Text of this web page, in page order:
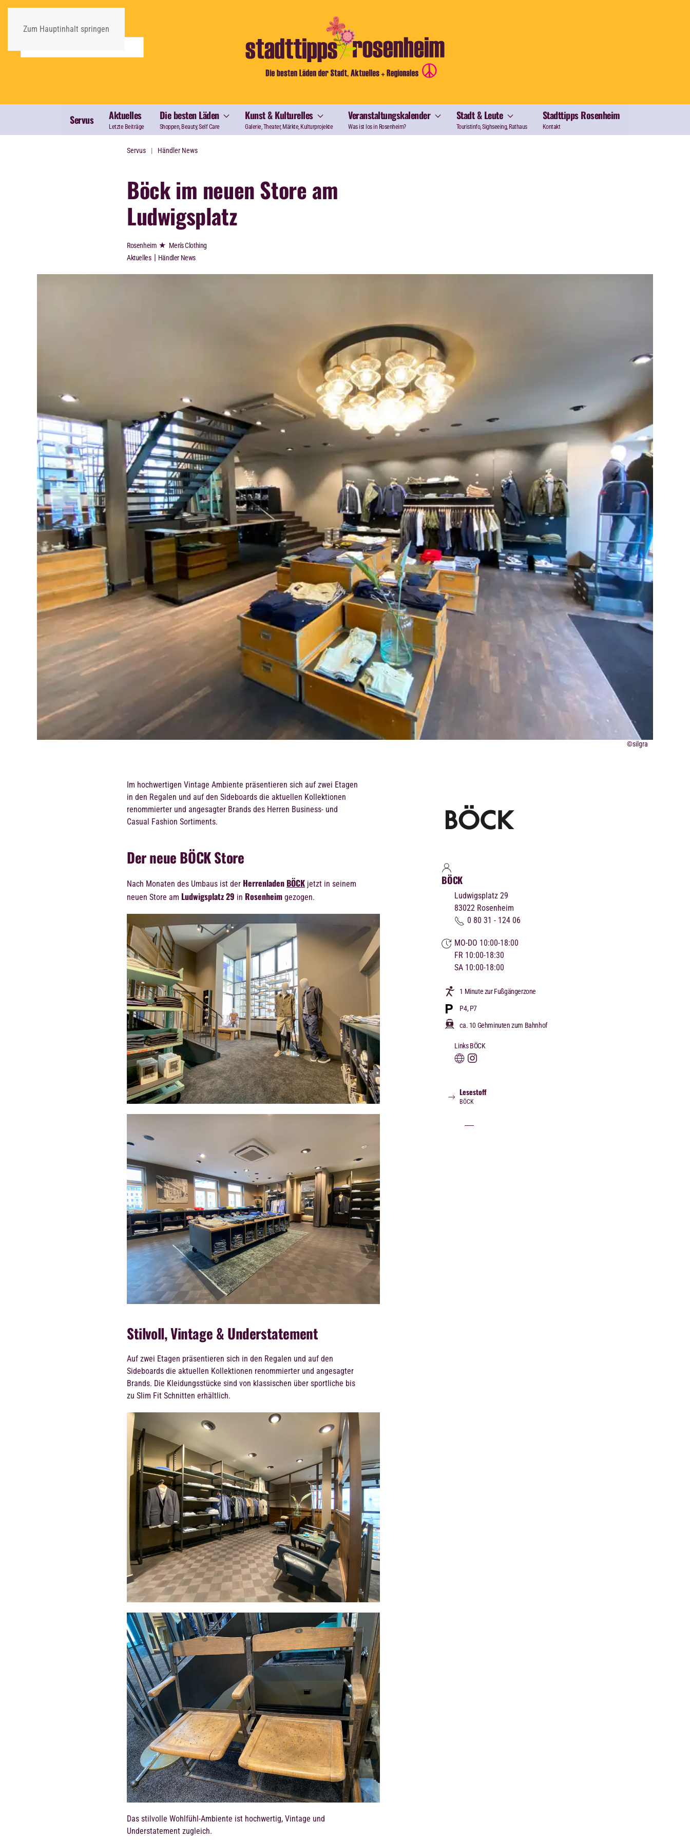
Zum Hauptinhalt springen
Servus Aktuelles
Letzte Beiträge
Die besten Läden
Shoppen, Beauty, Self Care
Kunst & Kulturelles
Galerie, Theater, Märkte, Kulturprojekte
Veranstaltungskalender
Was ist los in Rosenheim?
Stadt & Leute
Touristinfo, Sighseeing, Rathaus
Stadttipps Rosenheim
Kontakt
Servus Händler News
Böck im neuen Store am
Ludwigsplatz
Rosenheim ★ Men's Clothing
Aktuelles | Händler News
©silgra
Im hochwertigen Vintage Ambiente präsentieren sich auf zwei Etagen
in den Regalen und auf den Sideboards die aktuellen Kollektionen
renommierter und angesagter Brands des Herren Business- und
Casual Fashion Sortiments.
Der neue BÖCK Store
Nach Monaten des Umbaus ist der Herrenladen BÖCK jetzt in seinem
neuen Store am Ludwigsplatz 29 in Rosenheim gezogen.
Stilvoll, Vintage & Understatement
Auf zwei Etagen präsentieren sich in den Regalen und auf den
Sideboards die aktuellen Kollektionen renommierter und angesagter
Brands. Die Kleidungsstücke sind von klassischen über sportliche bis
zu Slim Fit Schnitten erhältlich.
Das stilvolle Wohlfühl-Ambiente ist hochwertig, Vintage und
Understatement zugleich.
BÖCK
Ludwigsplatz 29
83022 Rosenheim
0 80 31 - 124 06
MO-DO 10:00-18:00
FR 10:00-18:30
SA 10:00-18:00
1 Minute zur Fußgängerzone
P4, P7
ca. 10 Gehminuten zum Bahnhof
Links BÖCK
Lesestoff
BÖCK